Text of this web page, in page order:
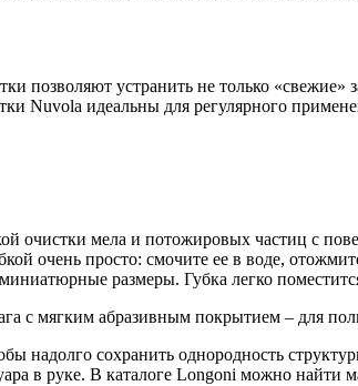
позволяют устранить не только «свежие»
Nuvola идеальны для регулярного
очистки мела и потожировых частиц с
очень просто: смочите ее в воде,
размеры. Губка легко
с мягким абразивным покрытием – для
надолго сохранить однородность
в руке. В каталоге Longoni можно найти